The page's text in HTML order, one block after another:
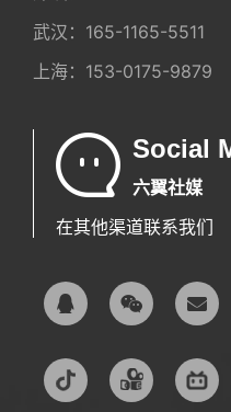
武汉： 165-1165-5511
上海： 153-0175-9879
Social
六翼社媒
在其他渠道联系我们